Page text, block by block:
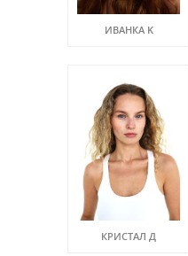
ИВАНКА K
КРИСТАЛ Д